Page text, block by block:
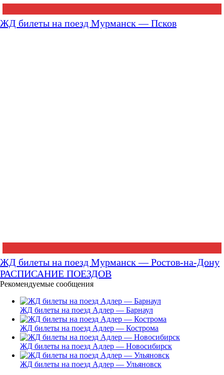
ЖД билеты на поезд Мурманск — Псков
ЖД билеты на поезд Мурманск — Ростов-на-Дону
РАСПИСАНИЕ ПОЕЗДОВ
Рекомендуемые сообщения
ЖД билеты на поезд Адлер — Барнаул
ЖД билеты на поезд Адлер — Кострома
ЖД билеты на поезд Адлер — Новосибирск
ЖД билеты на поезд Адлер — Ульяновск